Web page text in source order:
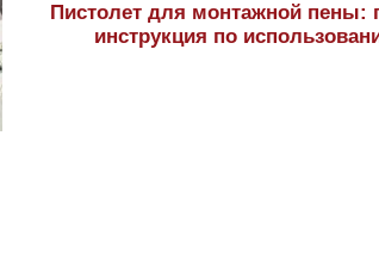
Пистолет для монтажной пены:
инструкция по